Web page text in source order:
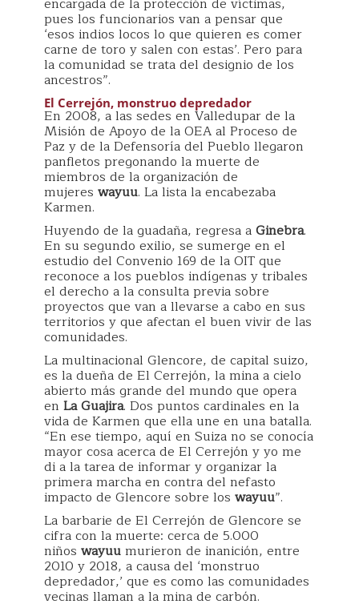
pues los funcionarios van a pensar que
‘esos indios locos lo que quieren es comer
carne de toro y salen con estas’. Pero para
la comunidad se trata del designio de los
ancestros”.
El Cerrejón, monstruo depredador
En 2008, a las sedes en Valledupar de la
Misión de Apoyo de la OEA al Proceso de
Paz y de la Defensoría del Pueblo llegaron
panfletos pregonando la muerte de
miembros de la organización de
mujeres wayuu. La lista la encabezaba
Karmen.
Huyendo de la guadaña, regresa aGinebra.
En su segundo exilio, se sumerge en el
estudio del Convenio 169 de la OIT que
reconoce a los pueblos indígenas y tribales
el derecho a la consulta previa sobre
proyectos que van a llevarse a cabo en sus
territorios y que afectan el buen vivir de las
comunidades.
La multinacional Glencore, de capital suizo,
es la dueña de El Cerrejón, la mina a cielo
abierto más grande del mundo que opera
en La Guajira. Dos puntos cardinales en la
vida de Karmen que ella une en una batalla.
“En ese tiempo, aquí en Suiza no se conocía
mayor cosa acerca de El Cerrejón y yo me
di a la tarea de informar y organizar la
primera marcha en contra del nefasto
impacto de Glencore sobre los wayuu”.
La barbarie de El Cerrejón de Glencore se
cifra con la muerte: cerca de 5.000
niños wayuumurieron de inanición, entre
2010 y 2018, a causa del ‘monstruo
depredador,’ que es como las comunidades
vecinas llaman a la mina de carbón.